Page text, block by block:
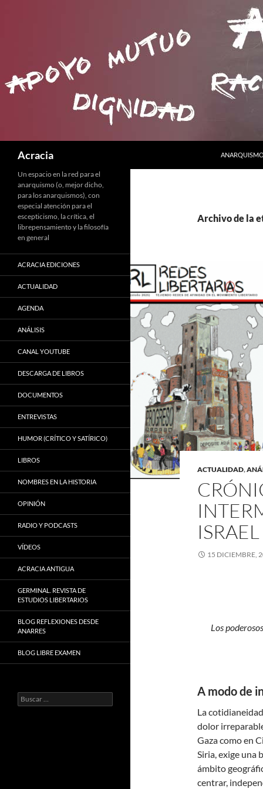
Acracia
Archivo de la
ACTUALIDAD,
SRAEL
15 DICIEMBRE,
Los
A modo de
La
dolor
Gaza como en
Siria, exige una
ámbito
centrar,
Un espacio en la red para el
anarquismo (o, mejor dicho,
para los anarquismos), con
especial atención para el
escepticismo, la crítica, el
librepensamiento y la filosofía
en general
ACRACIA EDICIONES
ACTUALIDAD
AGENDA
ANÁLISIS
CANAL YOUTUBE
DESCARGA DE LIBROS
DOCUMENTOS
ENTREVISTAS
HUMOR (CRÍTICO Y SATÍRICO)
LIBROS
NOMBRES EN LA HISTORIA
OPINIÓN
RADIO Y PODCASTS
VÍDEOS
ACRACIA ANTIGUA
GERMINAL. REVISTA DE
ESTUDIOS LIBERTARIOS
BLOG REFLEXIONES DESDE
ANARRES
BLOG LIBRE EXAMEN
Buscar: